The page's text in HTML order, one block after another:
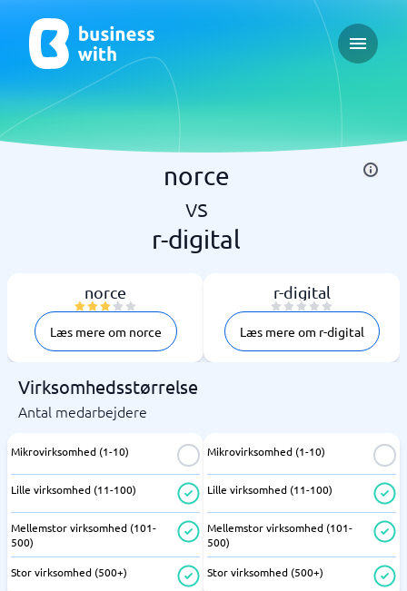
Open
norce
vs
r-digital
norce
Læs mere om norce
r-digital
Læs mere om r-digital
Virksomhedsstørrelse
Antal medarbejdere
Mikrovirksomhed (1-10)
Lille virksomhed (11-100)
Mellemstor virksomhed (101-
500)
Stor virksomhed (500+)
Mikrovirksomhed (1-10)
Lille virksomhed (11-100)
Mellemstor virksomhed (101-
500)
Stor virksomhed (500+)